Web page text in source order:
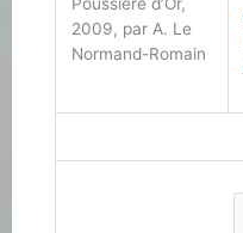
2009, par A. Le
Normand-Romain